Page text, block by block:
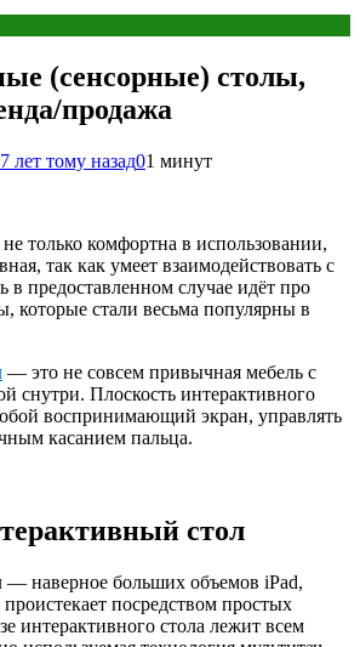
(сенсорные) столы,
продажа
7 лет тому назад01 минут
только комфортна в использовании,
так как умеет взаимодействовать с
в предоставленном случае идёт про
которые стали весьма популярны в
— это не совсем привычная мебель с
снутри. Плоскость интерактивного
воспринимающий экран, управлять
касанием пальца.
стол
— наверное больших объемов iPad,
посредством простых
интерактивного стола лежит всем